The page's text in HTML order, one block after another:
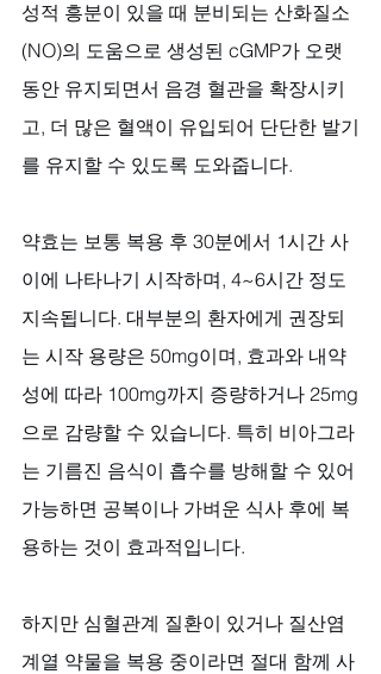
성적 흥분이 있을 때 분비되는 산화질소
(NO)의 도움으로 생성된 cGMP가 오랫
동안 유지되면서 음경 혈관을 확장시키
고, 더 많은 혈액이 유입되어 단단한 발기
를 유지할 수 있도록 도와줍니다.
약효는 보통 복용 후 30분에서 1시간 사
이에 나타나기 시작하며, 4~6시간 정도
지속됩니다. 대부분의 환자에게 권장되
는 시작 용량은 50mg이며, 효과와 내약
성에 따라 100mg까지 증량하거나 25mg
으로 감량할 수 있습니다. 특히 비아그라
는 기름진 음식이 흡수를 방해할 수 있어
가능하면 공복이나 가벼운 식사 후에 복
용하는 것이 효과적입니다.
하지만 심혈관계 질환이 있거나 질산염
계열 약물을 복용 중이라면 절대 함께 사